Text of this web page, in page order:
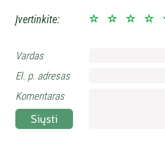
Įvertinkite:
Vardas
El. p. adresas
Komentaras
Siųsti